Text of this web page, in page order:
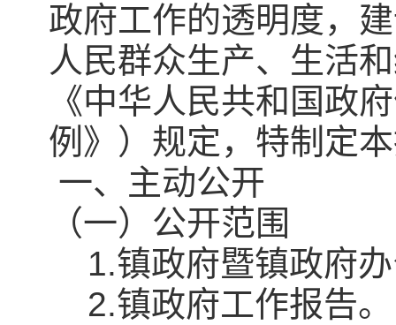
政府工作的透明度，
人民群众生产、生活
《中华人民共和国政
例》）规定，特制定
一、主动公开
（一）公开范围
1.镇政府暨镇政府
2.镇政府工作报告。